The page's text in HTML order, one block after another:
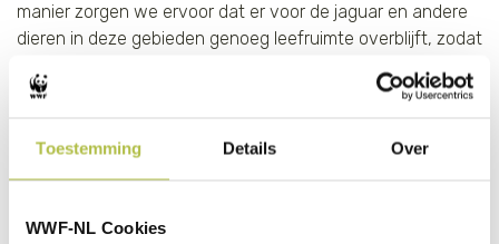
Toestemming Details Over
WWF-NL Cookies
manier zorgen we ervoor dat er voor de jaguar en andere
dieren in deze gebieden genoeg leefruimte overblijft, zodat
de mens.
Ook herstellen we het regenwoud: we verbinden
versnipperde stukken bos en andere natuur door nieuwe
Samen met lokale partners, overheden en